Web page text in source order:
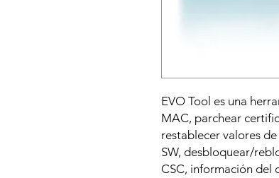
EVO Tool es una
MAC, parchear
restablecer valores
SW, desbloquear/
CSC, información del